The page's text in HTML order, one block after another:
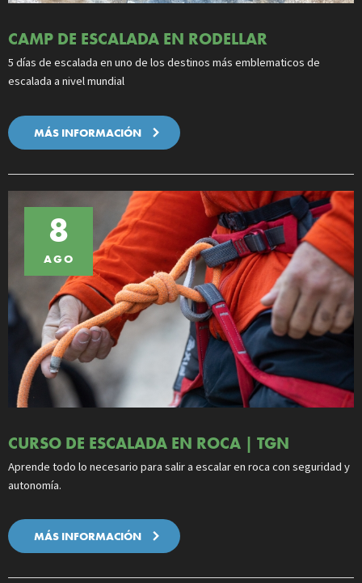
CAMP DE ESCALADA EN RODELLAR
5 días de escalada en uno de los destinos más emblematicos de
escalada a nivel mundial
MÁS INFORMACIÓN
8
AGO
CURSO DE ESCALADA EN ROCA | TGN
Aprende todo lo necesario para salir a escalar en roca con seguridad y
autonomía.
MÁS INFORMACIÓN